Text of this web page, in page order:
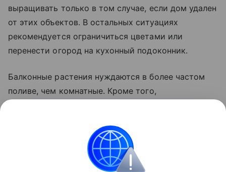
выращивать только в том случае, если дом удален
от этих объектов. В остальных ситуациях
рекомендуется ограничиться цветами или
перенести огород на кухонный подоконник.
Балконные растения нуждаются в более частом
поливе, чем комнатные. Кроме того,
чтобы компенсировать нехватку питательных
веществ в горшках и ящиках.